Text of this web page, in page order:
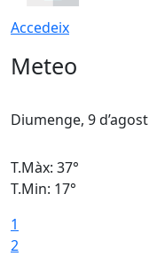
Accedeix
Meteo
Diumenge, 9 d’agost
T.Màx: 37°
T.Min: 17°
1
2